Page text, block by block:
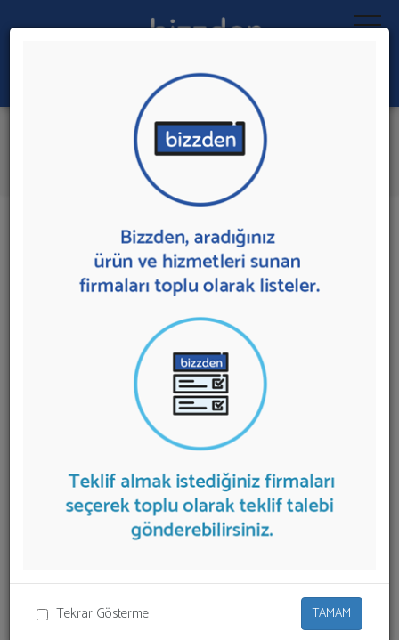
Tekrar Gösterme TAMAM
Ara:
Buhar Kazanı
İlk 5 Firmadan Teklif İste
11 sonuç bulundu.
sunan firmalar aşağıda listelenmektedir.
teklifi almak için listeden seçim yapıp ya
da "İlk 5 Firmadan Teklif İste" kısmından toplu olarak
teklif talebinizi firmalara aktarabilirsiniz.